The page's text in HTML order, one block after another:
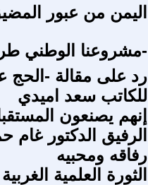
اليمن من عبور
-مشروعنا الوطني
رد على مقالة -الحج
للكاتب سعد اميدي
إنهم يصنعون
الرفيق الدكتور
رفاقه ومحبيه
الثورة العلمية